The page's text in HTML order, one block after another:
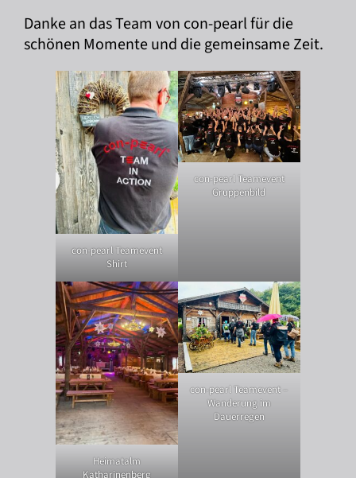
Danke an das Team von con-pearl für die
schönen Momente und die gemeinsame Zeit.
con-pearl Teamevent
Shirt
con-pearl Teamevent
Gruppenbild
Heimatalm
Katharinenberg
con-pearl Teamevent –
Wanderung im
Dauerregen